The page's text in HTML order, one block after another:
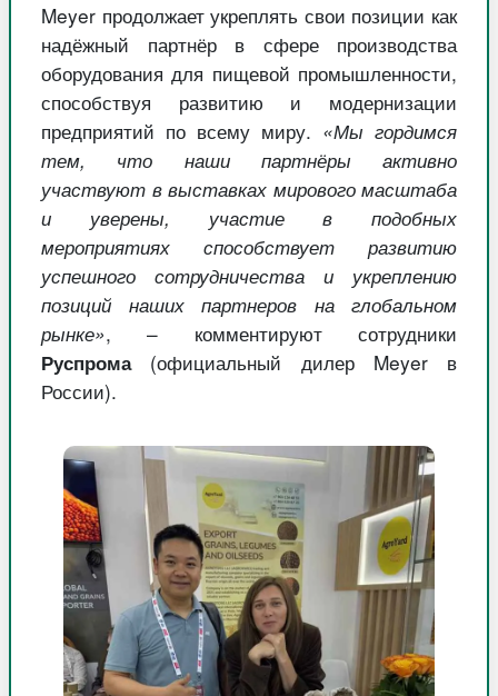
Meyer продолжает укреплять свои позиции как
надёжный партнёр в сфере производства
оборудования для пищевой промышленности,
способствуя развитию и модернизации
предприятий по всему миру. «Мы гордимся
тем, что наши партнёры активно
участвуют в выставках мирового масштаба
и уверены, участие в подобных
мероприятиях способствует развитию
успешного сотрудничества и укреплению
позиций наших партнеров на глобальном
рынке», – комментируют сотрудники
Руспрома(официальный дилер Meyer в
России).